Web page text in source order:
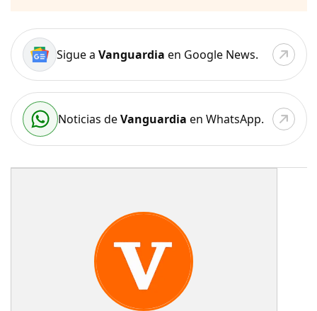
Sigue a Vanguardia en Google News.
Noticias deVanguardia en WhatsApp.